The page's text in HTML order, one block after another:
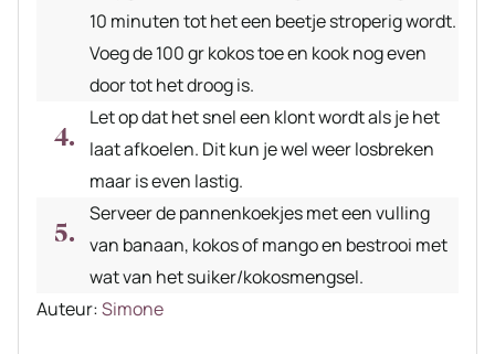
10 minuten tot het een beetje stroperig wordt.
Voeg de 100 gr kokos toe en kook nog even
door tot het droog is.
Let op dat het snel een klont wordt als je het
laat afkoelen. Dit kun je wel weer losbreken
maar is even lastig.
Serveer de pannenkoekjes met een vulling
van banaan, kokos of mango en bestrooi met
wat van het suiker/kokosmengsel.
Auteur
Auteur:Simone